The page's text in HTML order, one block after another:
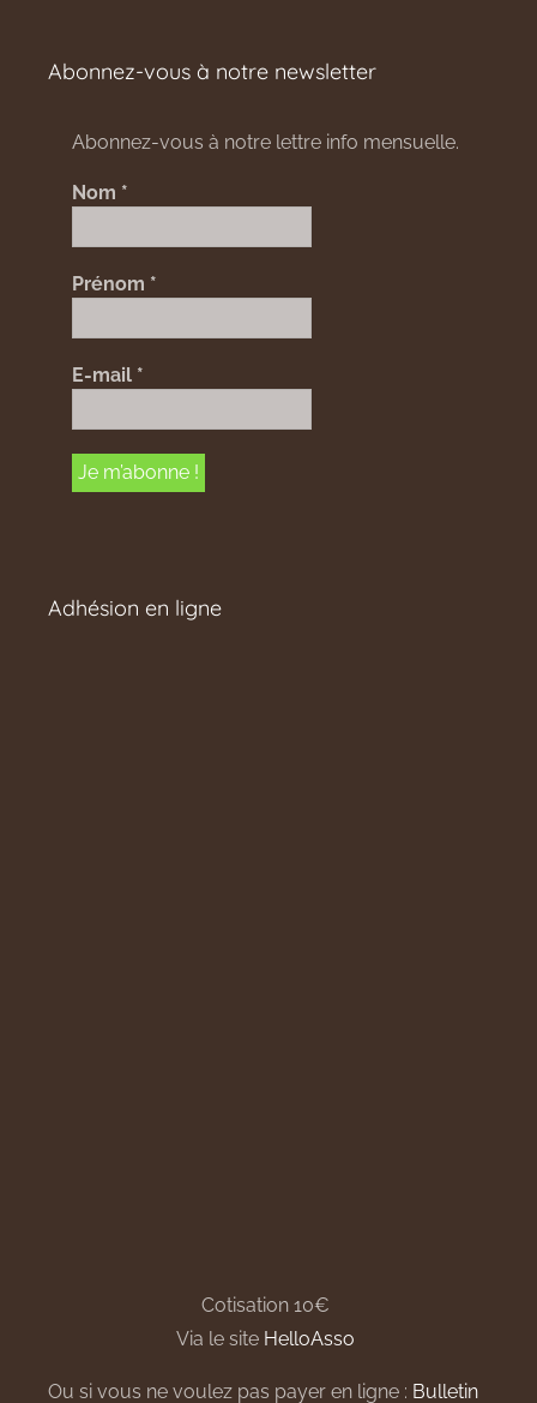
Abonnez-vous à notre newsletter
Abonnez-vous à notre lettre info mensuelle.
Nom *
Prénom *
E-mail *
Adhésion en ligne
Cotisation 10€
Via le site HelloAsso
Ou si vous ne voulez pas payer en ligne : Bulletin